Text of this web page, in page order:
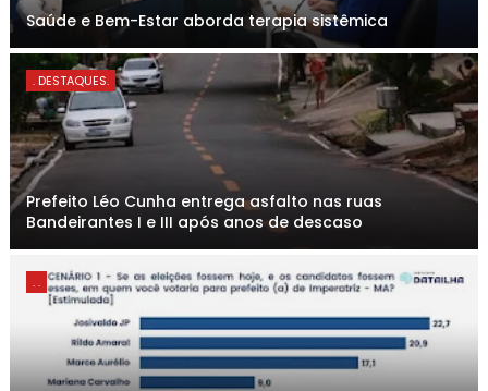
Saúde e Bem-Estar aborda terapia sistêmica
. DESTAQUES.
Prefeito Léo Cunha entrega asfalto nas ruas
Bandeirantes I e III após anos de descaso
. .